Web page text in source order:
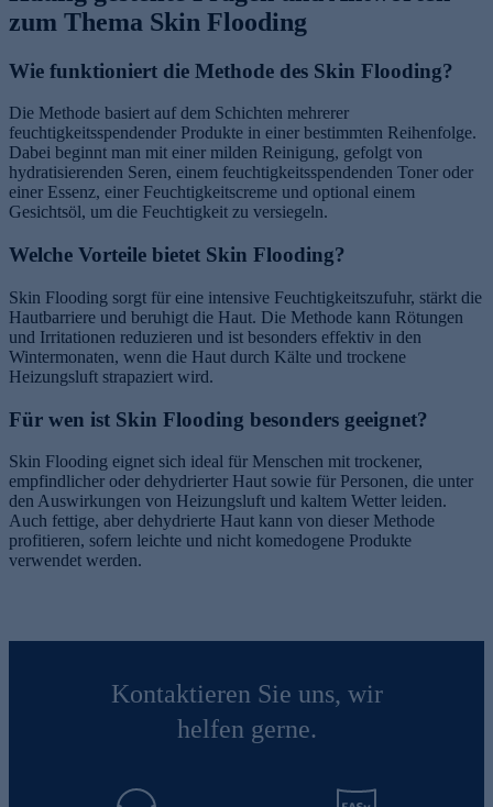
zum Thema Skin Flooding
Wie funktioniert die Methode des Skin Flooding?
Die Methode basiert auf dem Schichten mehrerer
feuchtigkeitsspendender Produkte in einer bestimmten Reihenfolge.
Dabei beginnt man mit einer milden Reinigung, gefolgt von
hydratisierenden Seren, einem feuchtigkeitsspendenden Toner oder
einer Essenz, einer Feuchtigkeitscreme und optional einem
Gesichtsöl, um die Feuchtigkeit zu versiegeln.
Welche Vorteile bietet Skin Flooding?
Skin Flooding sorgt für eine intensive Feuchtigkeitszufuhr, stärkt die
Hautbarriere und beruhigt die Haut. Die Methode kann Rötungen
und Irritationen reduzieren und ist besonders effektiv in den
Wintermonaten, wenn die Haut durch Kälte und trockene
Heizungsluft strapaziert wird.
Für wen ist Skin Flooding besonders geeignet?
Skin Flooding eignet sich ideal für Menschen mit trockener,
empfindlicher oder dehydrierter Haut sowie für Personen, die unter
den Auswirkungen von Heizungsluft und kaltem Wetter leiden.
Auch fettige, aber dehydrierte Haut kann von dieser Methode
profitieren, sofern leichte und nicht komedogene Produkte
verwendet werden.
Kontaktieren Sie uns, wir
helfen gerne.